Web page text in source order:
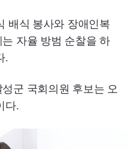
배식 봉사와 장애인복
자율 방범 순찰을 하
.
군 국회의원 후보는 오
다.